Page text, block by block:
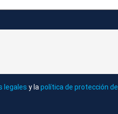
legales y la política de protección de